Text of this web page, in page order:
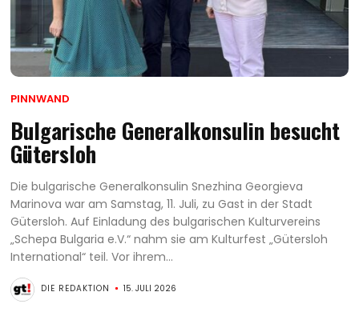
PINNWAND
Bulgarische Generalkonsulin besucht
Gütersloh
Die bulgarische Generalkonsulin Snezhina Georgieva
Marinova war am Samstag, 11. Juli, zu Gast in der Stadt
Gütersloh. Auf Einladung des bulgarischen Kulturvereins
„Schepa Bulgaria e.V.“ nahm sie am Kulturfest „Gütersloh
International“ teil. Vor ihrem...
DIE REDAKTION 15. JULI 2026